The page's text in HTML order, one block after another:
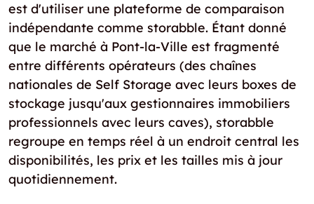
est d'utiliser une plateforme de comparaison
indépendante comme storabble. Étant donné
que le marché à Pont-la-Ville est fragmenté
entre différents opérateurs (des chaînes
nationales de Self Storage avec leurs boxes de
stockage jusqu'aux gestionnaires immobiliers
professionnels avec leurs caves), storabble
regroupe en temps réel à un endroit central les
disponibilités, les prix et les tailles mis à jour
quotidiennement.